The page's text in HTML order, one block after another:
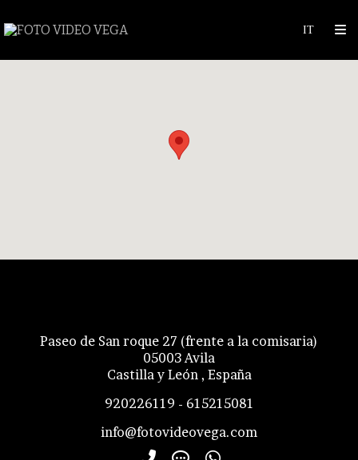
Paseo de San roque 27 (frente a la comisaria)
05003 Avila
Castilla y León , España
920226119 - 615215081
info@fotovideovega.com